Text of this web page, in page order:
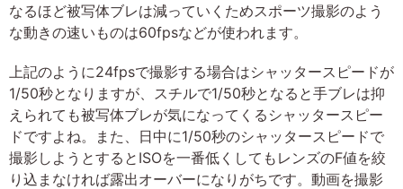
なるほど被写体ブレは減っていくためスポーツ撮影のよう
な動きの速いものは60fpsなどが使われます。
上記のように24fpsで撮影する場合はシャッタースピードが
1/50秒となりますが、スチルで1/50秒となると手ブレは抑
えられても被写体ブレが気になってくるシャッタースピー
ドですよね。また、日中に1/50秒のシャッタースピードで
撮影しようとするとISOを一番低くしてもレンズのF値を絞
り込まなければ露出オーバーになりがちです。動画を撮影